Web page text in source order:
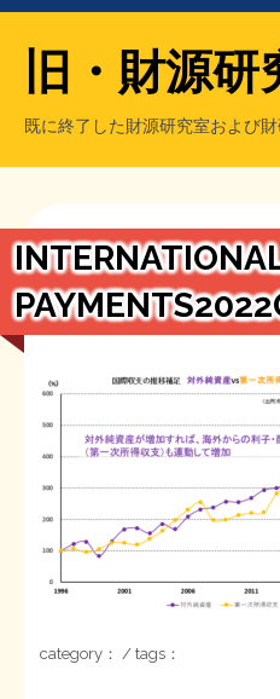
【国の、本当の】財源チラシ／旧
シン財源はあなたです／合同誌／旧
日本経済を解説するヤンキー／
もっと知りたい方へ
MMTの学習資料
STOPインボイス作品集
たかの経世済民イラスト集
旧・財源研
既に終了した財源研究室および
category： / tags：